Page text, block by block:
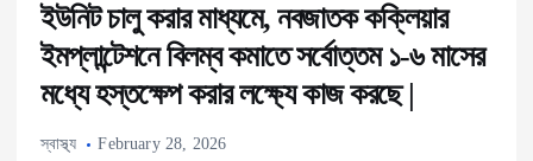
ইউনিট চালু করার মাধ্যমে, নবজাতক কক্লিয়ার
ইমপ্লান্টেশনে বিলম্ব কমাতে সর্বোত্তম ১-৬ মাসের
মধ্যে হস্তক্ষেপ করার লক্ষ্যে কাজ করছে |
স্বাস্থ্য February 28, 2026